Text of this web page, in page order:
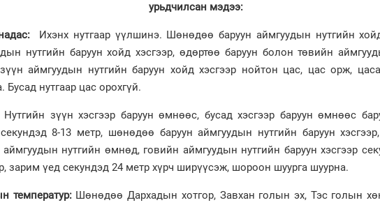
урьдчилсан мэдээ:
Ихэнх нутгаар үүлшинэ. Шөнөдөө баруун аймгуудын нутгийн
нутгийн баруун хойд хэсгээр, өдөртөө баруун болон төвийн
зүүн аймгуудын нутгийн баруун хойд хэсгээр нойтон цас, цас орж,
Бусад нутгаар цас орохгүй.
Нутгийн зүүн хэсгээр баруун өмнөөс, бусад хэсгээр баруун өмнөөс
8-13 метр, шөнөдөө баруун аймгуудын нутгийн баруун
аймгуудын нутгийн өмнөд, говийн аймгуудын нутгийн баруун хэсгээр
зарим үед секундэд 24 метр хүрч ширүүсэж, шороон шуурга шуурна.
температур: Шөнөдөө Дархадын хотгор, Завхан голын эх, Тэс голын